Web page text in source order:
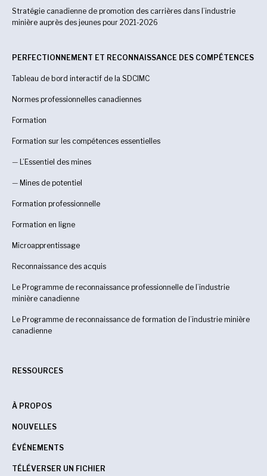
Stratégie canadienne de promotion des carrières dans l’industrie
minière auprès des jeunes pour 2021-2026
PERFECTIONNEMENT ET RECONNAISSANCE DES COMPÉTENCES
Tableau de bord interactif de la SDCIMC
Normes professionnelles canadiennes
Formation
Formation sur les compétences essentielles
— L’Essentiel des mines
— Mines de potentiel
Formation professionnelle
Formation en ligne
Microapprentissage
Reconnaissance des acquis
Le Programme de reconnaissance professionnelle de l’industrie
minière canadienne
Le Programme de reconnaissance de formation de l’industrie minière
canadienne
RESSOURCES
À PROPOS
NOUVELLES
ÉVÉNEMENTS
TÉLÉVERSER UN FICHIER